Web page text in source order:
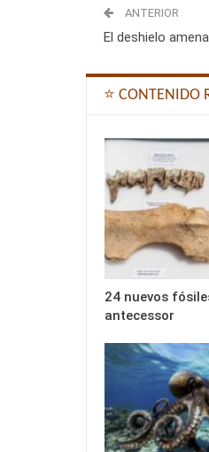
ANTERIOR
El deshielo
⭐ CONTENIDO
24 nuevos
antecessor